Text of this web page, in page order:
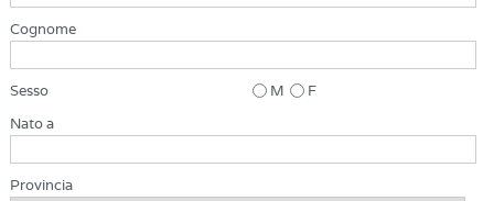
Cognome
Sesso M
F
Nato a
Provincia